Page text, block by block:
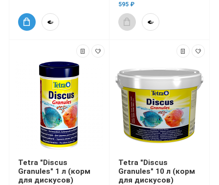
595 ₽
Tetra "Discus
Granules" 1 л (корм
для дискусов)
Tetra "Discus
Granules" 10 л (корм
для дискусов)